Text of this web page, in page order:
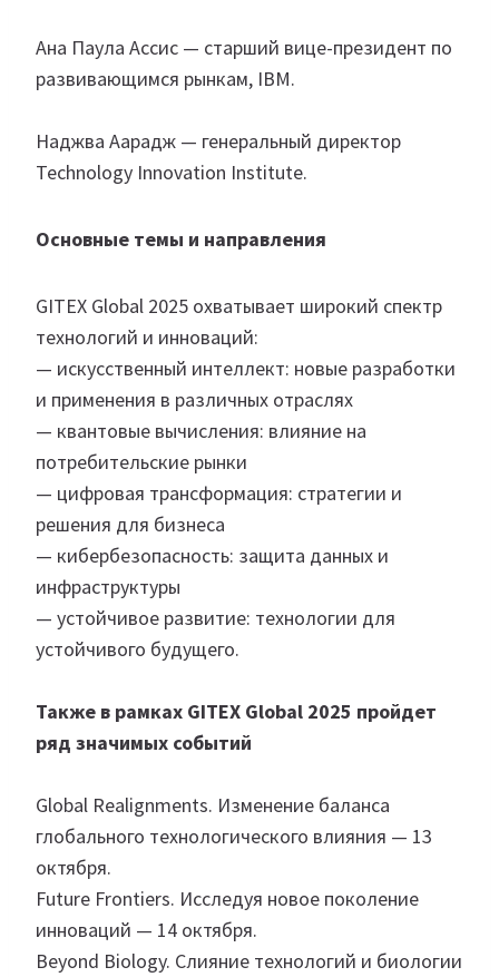
Ана Паула Ассис — старший вице-президент по
развивающимся рынкам, IBM.
Наджва Аарадж — генеральный директор
Technology Innovation Institute.
Основные темы и направления
GITEX Global 2025 охватывает широкий спектр
технологий и инноваций:
— искусственный интеллект: новые разработки
и применения в различных отраслях
— квантовые вычисления: влияние на
потребительские рынки
— цифровая трансформация: стратегии и
решения для бизнеса
— кибербезопасность: защита данных и
инфраструктуры
— устойчивое развитие: технологии для
устойчивого будущего.
Также в рамках GITEX Global 2025 пройдет
ряд значимых событий
Global Realignments. Изменение баланса
глобального технологического влияния — 13
октября.
Future Frontiers. Исследуя новое поколение
инноваций — 14 октября.
Beyond Biology. Слияние технологий и биологии